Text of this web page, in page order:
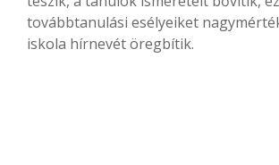
továbbtanulási esélyeiket
iskola hírnevét öregbítik.